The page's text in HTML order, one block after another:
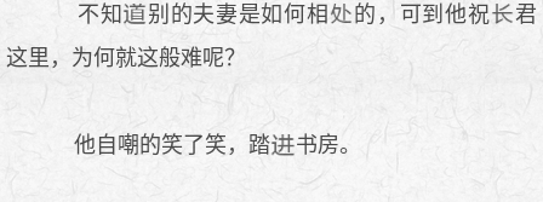
不知 别的夫妻是如何相 的，可到他祝
君
这里，为何就这般难呢？
他自嘲的笑了笑，踏 书房。